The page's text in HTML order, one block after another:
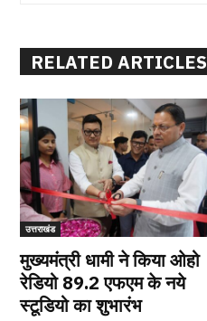
RELATED ARTICLES
उत्तराखंड
मुख्यमंत्री धामी ने किया ओहो
रेडियो 89.2 एफएम के नये
स्टूडियो का शुभारंभ